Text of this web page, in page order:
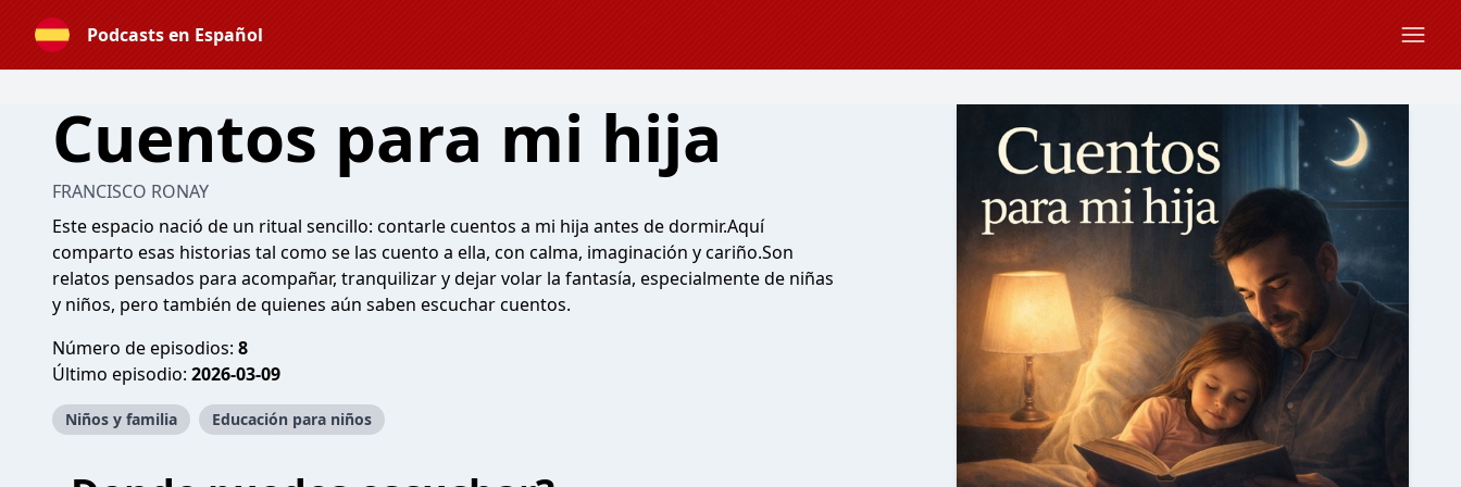
Podcasts en Español
Cuentos para mi hija
FRANCISCO RONAY
Este espacio nació de un ritual sencillo: contarle cuentos a mi hija antes de dormir.Aquí
comparto esas historias tal como se las cuento a ella, con calma, imaginación y cariño.Son
relatos pensados para acompañar, tranquilizar y dejar volar la fantasía, especialmente de niñas
y niños, pero también de quienes aún saben escuchar cuentos.
Número de episodios: 8
Último episodio: 2026-03-09
Niños y familia Educación para niños